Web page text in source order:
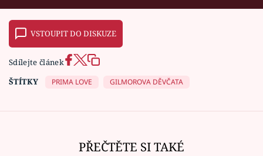
VSTOUPIT DO DISKUZE
Sdílejte článek
ŠTÍTKY
PRIMA LOVE GILMOROVA DĚVČATA
PŘEČTĚTE SI TAKÉ